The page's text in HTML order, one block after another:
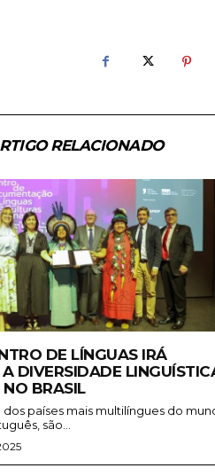
RELACIONADO
DE LÍNGUAS IRÁ
DIVERSIDADE
BRASIL
dos países mais multilíngues do
são...